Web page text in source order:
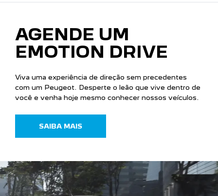
AGENDE UM
EMOTION DRIVE
Viva uma experiência de direção sem precedentes
com um Peugeot. Desperte o leão que vive dentro de
você e venha hoje mesmo conhecer nossos veículos.
SAIBA MAIS